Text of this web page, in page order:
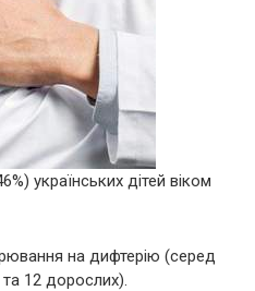
українських дітей віком
на дифтерію (серед
12 дорослих).